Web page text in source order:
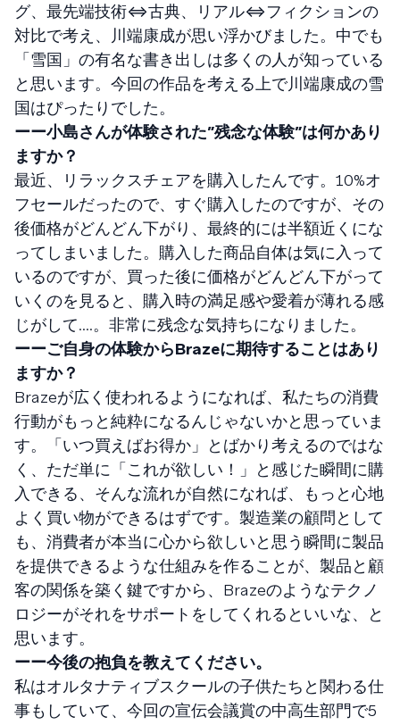
グ、最先端技術⇔古典、リアル⇔フィクションの
対比で考え、川端康成が思い浮かびました。中でも
「雪国」の有名な書き出しは多くの人が知っている
と思います。今回の作品を考える上で川端康成の雪
国はぴったりでした。
ーー小島さんが体験された”残念な体験”は何かあり
ますか？
最近、リラックスチェアを購入したんです。10%オ
フセールだったので、すぐ購入したのですが、その
後価格がどんどん下がり、最終的には半額近くにな
ってしまいました。購入した商品自体は気に入って
いるのですが、買った後に価格がどんどん下がって
いくのを見ると、購入時の満足感や愛着が薄れる感
じがして....。非常に残念な気持ちになりました。
ーーご自身の体験からBrazeに期待することはあり
ますか？
Brazeが広く使われるようになれば、私たちの消費
行動がもっと純粋になるんじゃないかと思っていま
す。「いつ買えばお得か」とばかり考えるのではな
く、ただ単に「これが欲しい！」と感じた瞬間に購
入できる、そんな流れが自然になれば、もっと心地
よく買い物ができるはずです。製造業の顧問として
も、消費者が本当に心から欲しいと思う瞬間に製品
を提供できるような仕組みを作ることが、製品と顧
客の関係を築く鍵ですから、Brazeのようなテクノ
ロジーがそれをサポートをしてくれるといいな、と
思います。
ーー今後の抱負を教えてください。
私はオルタナティブスクールの子供たちと関わる仕
事もしていて、今回の宣伝会議賞の中高生部門で5